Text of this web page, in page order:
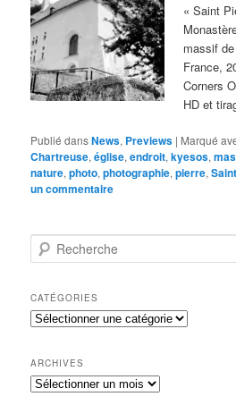
« Saint
massif
France,
Corners
HD et
Publié dansNews, Previews | Marqué
Chartreuse,église,endroit,kyesos,
nature,photo,photographie,pierre,
un commentaire
e
h
e
r
h
e
CATÉGORIES
Catégories
ARCHIVES
Archives